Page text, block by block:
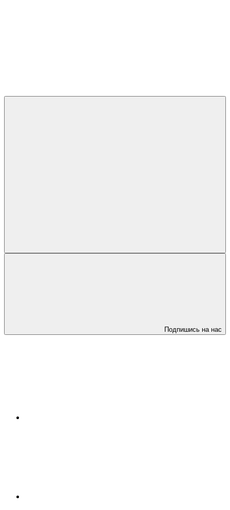
Подпишись на нас